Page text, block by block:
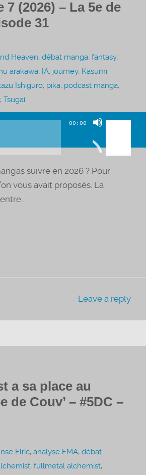
(2026) – La 5e de
31
Heaven, débat manga, fantasy,
arakawa, IA, journey, Kasumi
Ishiguro, pika, podcast manga,
, Tsugai
00:00
Utilisez
flèches
pour
suivre en 2026 ? Pour
vous avait proposés. La
Leave a reply
a sa place au
de Couv’ – #5DC –
Elric, analyse FMA, débat
, fullmetal alchemist,